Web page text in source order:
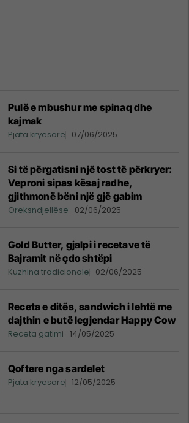
Pulë e mbushur me spinaq dhe
kajmak
Pjata kryesore 07/06/2025
Si të përgatisni një tost të përkryer:
Veproni sipas kësaj radhe,
gjithmonë bëni një gjë gabim
Oreksndjellëse 02/06/2025
Gold Butter, gjalpi i recetave të
Bajramit në çdo shtëpi
Kuzhina tradicionale 02/06/2025
Receta e ditës, sandwich i lehtë me
dajthin e butë legjendar Happy Cow
Receta gatimi 14/05/2025
Qoftere nga sardelet
Pjata kryesore 12/05/2025